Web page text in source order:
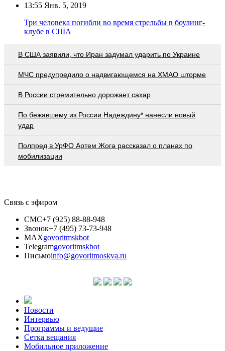
13:55 Янв. 5, 2019
Три человека погибли во время стрельбы в боулинг-
клубе в США
В США заявили, что Иран задумал ударить по Украине
МЧС предупредило о надвигающемся на ХМАО шторме
В России стремительно дорожает сахар
По бежавшему из России Надеждину* нанесли новый
удар
Полпред в УрФО Артем Жога рассказал о планах по
мобилизации
Связь с эфиром
СМС+7 (925) 88-88-948
Звонок+7 (495) 73-73-948
MAXgovoritmskbot
Telegramgovoritmskbot
Письмоinfo@govoritmoskva.ru
Новости
Интервью
Программы и ведущие
Сетка вещания
Мобильное приложение